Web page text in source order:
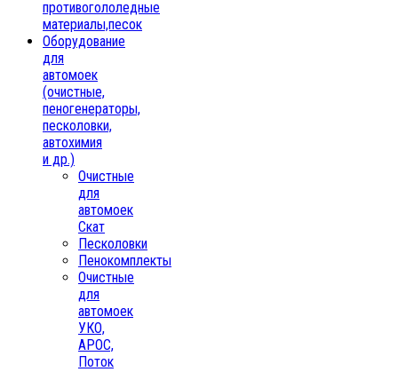
противогололедные
материалы,песок
Oборудование
для
автомоек
(очистные,
пеногенераторы,
песколовки,
автохимия
и др.)
Очистные
для
автомоек
Скат
Песколовки
Пенокомплекты
Очистные
для
автомоек
УКО,
АРОС,
Поток